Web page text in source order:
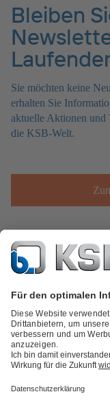
Bleiben
Sie möchten keine
erhalten Sie
aktuelle Aktionen und
die KSB-Welt.